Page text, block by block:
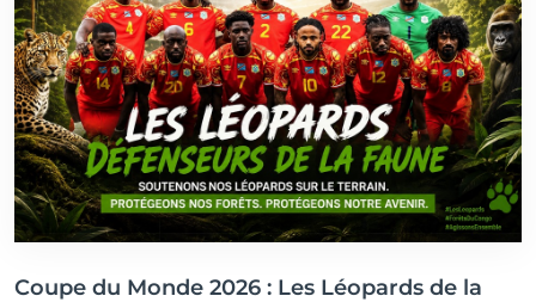
Coupe du Monde 2026 : Les Léopards de la